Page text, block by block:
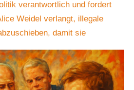
verantwortlich und fordert
Weidel verlangt, illegale
damit sie